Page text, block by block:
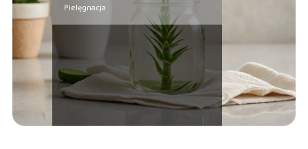
Pielęgnacja